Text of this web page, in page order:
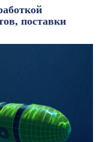
поставки